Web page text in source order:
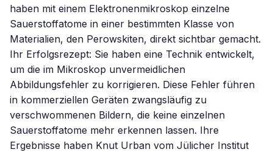
haben mit einem Elektronenmikroskop einzelne
Sauerstoffatome in einer bestimmten Klasse von
Materialien, den Perowskiten, direkt sichtbar gemacht.
Ihr Erfolgsrezept: Sie haben eine Technik entwickelt,
um die im Mikroskop unvermeidlichen
Abbildungsfehler zu korrigieren. Diese Fehler führen
in kommerziellen Geräten zwangsläufig zu
verschwommenen Bildern, die keine einzelnen
Sauerstoffatome mehr erkennen lassen. Ihre
Ergebnisse haben Knut Urban vom Jülicher Institut